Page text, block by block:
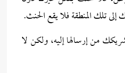
تلك المنطقة فلا يقع الحنث.
من إرسالها إليه، ولكن لا